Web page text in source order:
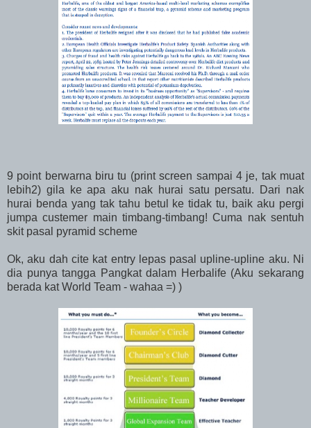
9 point berwarna biru tu (print screen sampai 4 je, tak muat
lebih2) gila ke apa aku nak hurai satu persatu. Dari nak
hurai benda yang tak tahu betul ke tidak tu, baik aku pergi
jumpa custemer main timbang-timbang! Cuma nak sentuh
skit pasal pyramid scheme
Ok, aku dah cite kat entry lepas pasal upline-upline aku. Ni
dia punya tangga Pangkat dalam Herbalife (Aku sekarang
berada kat World Team - wahaa =) )